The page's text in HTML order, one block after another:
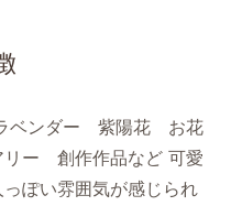
ベンダー 紫陽花 お花
ー 創作作品など 可愛
ぽい雰囲気が感じられ